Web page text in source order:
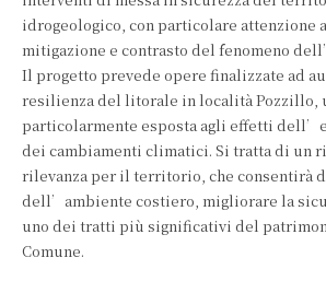
idrogeologico, con particolare attenzione
mitigazione e contrasto del fenomeno
Il progetto prevede opere finalizzate ad
resilienza del litorale in località Pozzillo,
particolarmente esposta agli effetti
dei cambiamenti climatici. Si tratta di un
rilevanza per il territorio, che consentirà
dell’ambiente costiero, migliorare la
uno dei tratti più significativi del
Comune.